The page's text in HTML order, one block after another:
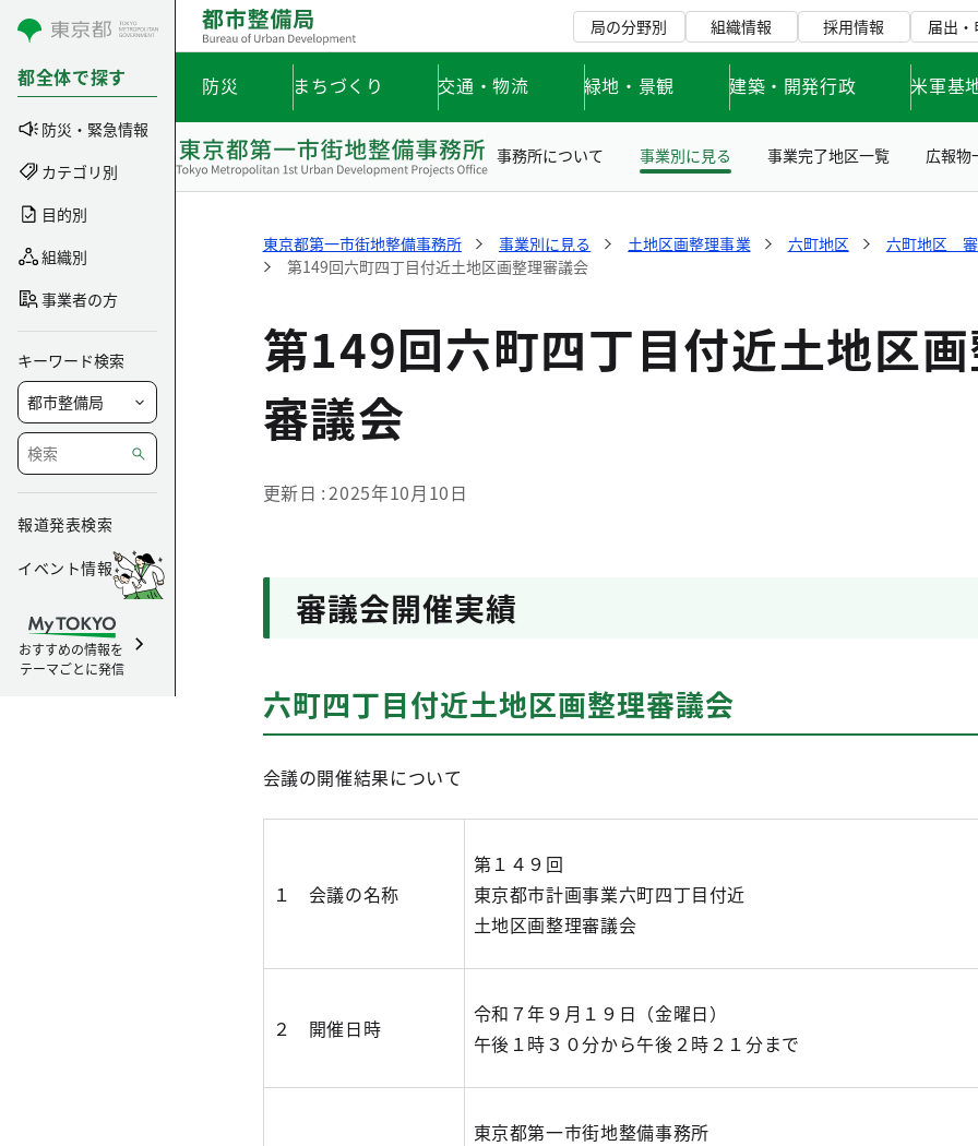
コンテンツにスキップ
都全体で探す
防災・緊急情報
カテゴリ別
目的別
組織別
事業者の方
キーワード検索
報道発表検索
イベント情報
おすすめの情報を
テーマごとに発信
局の分野別 組織情報 採用情報 届出
防災 まちづくり 交通・物流 緑地・景観 建築・開発行政 米軍基
事務所について 事業別に見る 事業完了地区一覧 広報物
東京都第一市街地整備事務所 事業別に見る 土地区画整理事業 六町地区
六町地区 審
第149回六町四丁目付近土地区画整理審議会
第149回六町四丁目付近土地区
審議会
更新日 2025年10月10日
審議会開催実績
六町四丁目付近土地区画整理審議会
会議の開催結果について
１ 会議の名称
第１４９回
東京都市計画事業六町四丁目付近
土地区画整理審議会
２ 開催日時
令和７年９月１９日（金曜日）
午後１時３０分から午後２時２１分まで
東京都第一市街地整備事務所